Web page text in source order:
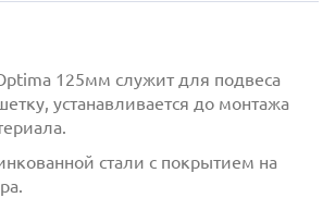
125мм служит для подвеса
устанавливается до монтажа
стали с покрытием на